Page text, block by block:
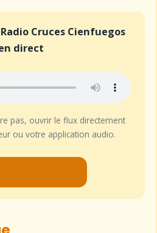
Cruces Cienfuegos
direct
pas, ouvrir le flux directement
ou votre application audio.